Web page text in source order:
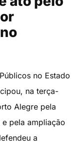
no Estado
na terça-
Alegre pela
pela ampliação
a